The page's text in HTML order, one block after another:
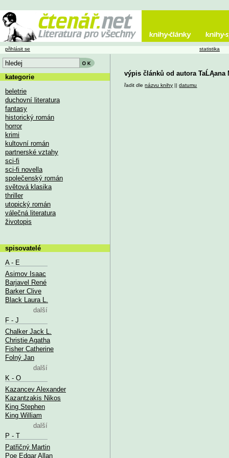
výpis článků od autora TaĹĄana
řadit dlenázvu knihy ||datumu
přihlásit se statistika
kategorie
beletrie
duchovní literatura
fantasy
historický román
horror
krimi
kultovní román
partnerské vztahy
sci-fi
sci-fi novella
společenský román
světová klasika
thriller
utopický román
válečná literatura
životopis
spisovatelé
A - E
Asimov Isaac
Barjavel René
Barker Clive
Black Laura L.
další
F - J
Chalker Jack L.
Christie Agatha
Fisher Catherine
Folný Jan
další
K - O
Kazancev Alexander
Kazantzakis Nikos
King Stephen
King William
další
P - T
Patřičný Martin
Poe Edgar Allan